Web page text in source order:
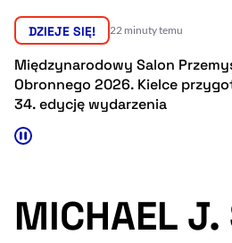
Ułatwienia
DZIEJE SIĘ! 22 minuty temu
Międzynarodowy Salon
Obronnego 2026. Kielce
34. edycję wydarzenia
MICHAEL J.